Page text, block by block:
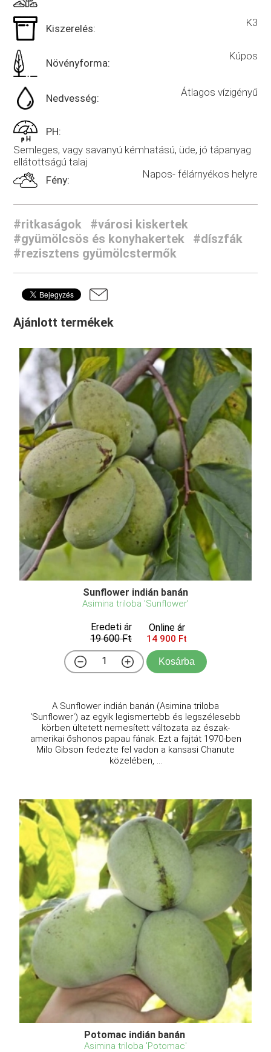
Kiszerelés: K3
Növényforma:
Kúpos
Nedvesség: Átlagos vízigényű
PH:
Semleges, vagy savanyú kémhatású, üde, jó tápanyag
ellátottságú talaj
Fény:
Napos- félárnyékos helyre
#ritkaságok
#városi kiskertek
#gyümölcsös és konyhakertek
#díszfák
#rezisztens gyümölcstermők
Ajánlott termékek
Sunflower indián banán
Asimina triloba 'Sunflower'
Eredeti ár
19 600 Ft
Online ár
14 900 Ft
Kosárba
A Sunflower indián banán (Asimina triloba
'Sunflower') az egyik legismertebb és legszélesebb
körben ültetett nemesített változata az észak-
amerikai őshonos papau fának. Ezt a fajtát 1970-ben
Milo Gibson fedezte fel vadon a kansasi Chanute
közelében, ...
Potomac indián banán
Asimina triloba 'Potomac'